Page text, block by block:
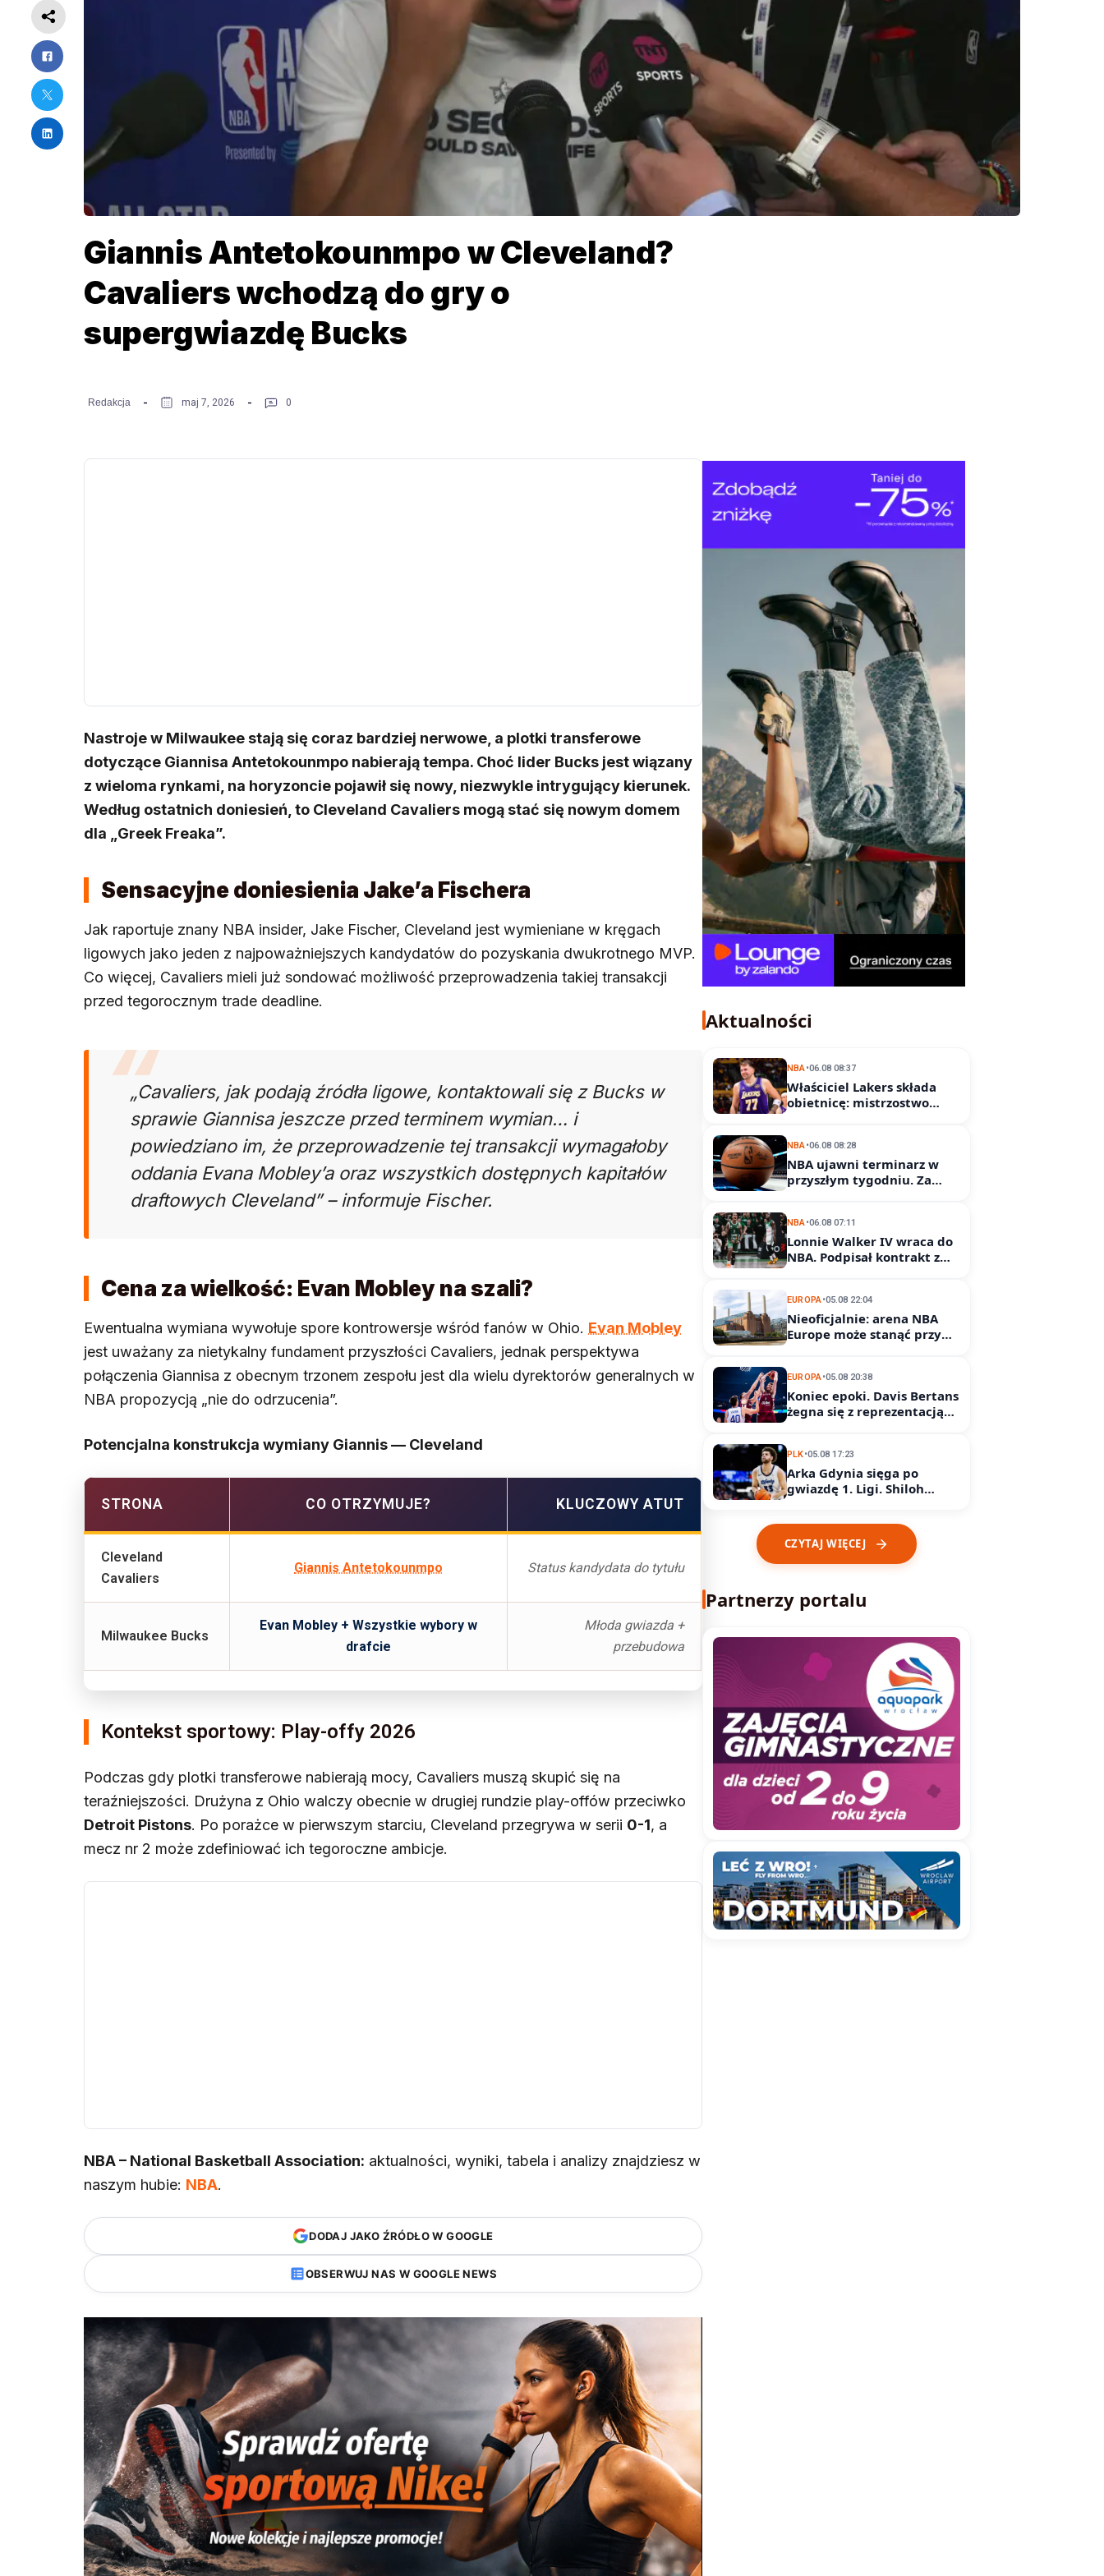
Giannis Antetokounmpo w Cleveland?
Cavaliers wchodzą do gry o
supergwiazdę Bucks
Redakcja maj 7, 2026 0
Nastroje w Milwaukee stają się coraz bardziej nerwowe, a plotki transferowe
dotyczące Giannisa Antetokounmpo nabierają tempa. Choć lider Bucks jest wiązany
z wieloma rynkami, na horyzoncie pojawił się nowy, niezwykle intrygujący kierunek.
Według ostatnich doniesień, to Cleveland Cavaliers mogą stać się nowym domem
dla „Greek Freaka”.
Sensacyjne doniesienia Jake’a Fischera
Jak raportuje znany NBA insider, Jake Fischer, Cleveland jest wymieniane w kręgach
ligowych jako jeden z najpoważniejszych kandydatów do pozyskania dwukrotnego MVP.
Co więcej, Cavaliers mieli już sondować możliwość przeprowadzenia takiej transakcji
przed tegorocznym trade deadline.
„Cavaliers, jak podają źródła ligowe, kontaktowali się z Bucks w
sprawie Giannisa jeszcze przed terminem wymian… i
powiedziano im, że przeprowadzenie tej transakcji wymagałoby
oddania Evana Mobley’a oraz wszystkich dostępnych kapitałów
draftowych Cleveland” – informuje Fischer.
Cena za wielkość: Evan Mobley na szali?
Ewentualna wymiana wywołuje spore kontrowersje wśród fanów w Ohio. Evan Mobley
jest uważany za nietykalny fundament przyszłości Cavaliers, jednak perspektywa
połączenia Giannisa z obecnym trzonem zespołu jest dla wielu dyrektorów generalnych w
NBA propozycją „nie do odrzucenia”.
Potencjalna konstrukcja wymiany Giannis — Cleveland
STRONA CO OTRZYMUJE? KLUCZOWY ATUT
Cleveland
Cavaliers
Giannis Antetokounmpo Status kandydata do tytułu
Milwaukee Bucks
Evan Mobley + Wszystkie wybory w
drafcie
Młoda gwiazda +
przebudowa
Kontekst sportowy: Play-offy 2026
Podczas gdy plotki transferowe nabierają mocy, Cavaliers muszą skupić się na
teraźniejszości. Drużyna z Ohio walczy obecnie w drugiej rundzie play-offów przeciwko
Detroit Pistons. Po porażce w pierwszym starciu, Cleveland przegrywa w serii 0-1, a
mecz nr 2 może zdefiniować ich tegoroczne ambicje.
NBA – National Basketball Association: aktualności, wyniki, tabela i analizy znajdziesz w
naszym hubie: NBA.
DODAJ JAKO ŹRÓDŁO W GOOGLE
OBSERWUJ NAS W GOOGLE NEWS
Aktualności
NBA•06.08 08:37
Właściciel Lakers składa
obietnicę: mistrzostwo
NBA•06.08 08:28
NBA ujawni terminarz w
przyszłym tygodniu. Za
NBA•06.08 07:11
Lonnie Walker IV wraca do
NBA. Podpisał kontrakt z
EUROPA•05.08 22:04
Nieoficjalnie: arena NBA
Europe może stanąć przy
EUROPA•05.08 20:38
Koniec epoki. Davis Bertans
żegna się z reprezentacją
PLK•05.08 17:23
Arka Gdynia sięga po
gwiazdę 1. Ligi. Shiloh
CZYTAJ WIĘCEJ
Partnerzy portalu